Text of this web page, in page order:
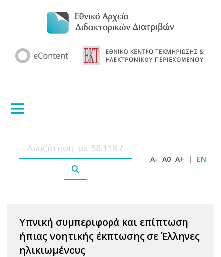
A- A0 A+ | EN
Υπνική συμπεριφορά και επίπτωση
ήπιας νοητικής έκπτωσης σε Έλληνες
ηλικιωμένους